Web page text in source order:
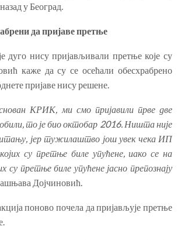
у Београд.
да пријаве претње
дуго нису пријављивали претње које су
каже да су се осећали обесхрабрено
пријаве нису решене.
КРИК, ми смо пријавили прве две
то је био октобар 2016. Ништа није
јер тужилаштво још увек чека ИП
су претње биле упућене, иако се на
су претње биле упућене јасно препознају
Дојчиновић.
поново почела да пријављује претње